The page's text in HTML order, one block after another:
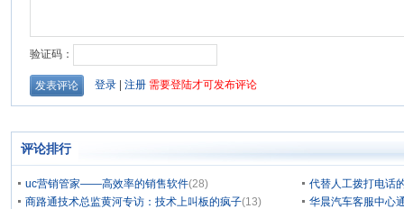
评论排行
uc营销管家——高效率的销售软件(28)
代替人工拨打电话
商路通技术总监黄河专访：技术上叫板的疯子(13)
华晨汽车客服中心